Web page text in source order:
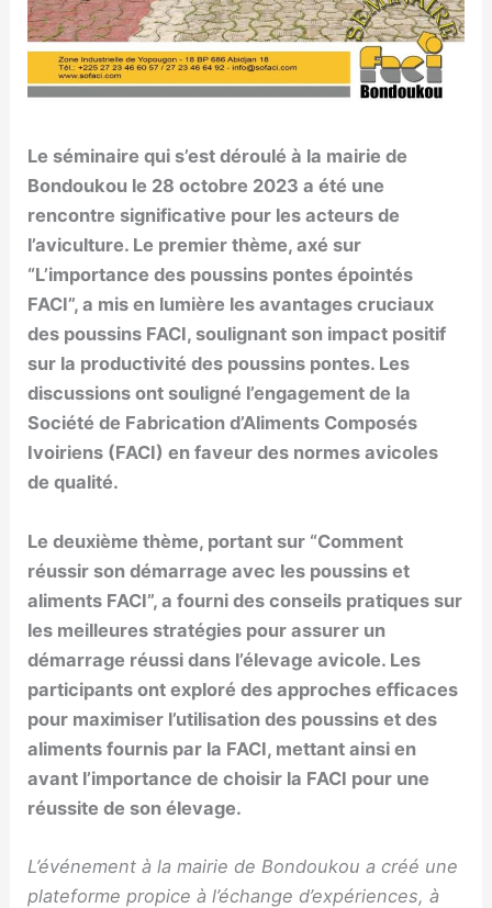
Le séminaire qui s’est déroulé à la mairie de
Bondoukou le 28 octobre 2023 a été une
rencontre significative pour les acteurs de
l’aviculture. Le premier thème, axé sur
“L’importance des poussins pontes épointés
FACI”, a mis en lumière les avantages cruciaux
des poussins FACI, soulignant son impact positif
sur la productivité des poussins pontes. Les
discussions ont souligné l’engagement de la
Société de Fabrication d’Aliments Composés
Ivoiriens (FACI) en faveur des normes avicoles
de qualité.
Le deuxième thème, portant sur “Comment
réussir son démarrage avec les poussins et
aliments FACI”, a fourni des conseils pratiques sur
les meilleures stratégies pour assurer un
démarrage réussi dans l’élevage avicole. Les
participants ont exploré des approches efficaces
pour maximiser l’utilisation des poussins et des
aliments fournis par la FACI, mettant ainsi en
avant l’importance de choisir la FACI pour une
réussite de son élevage.
L’événement à la mairie de Bondoukou a créé une
plateforme propice à l’échange d’expériences, à